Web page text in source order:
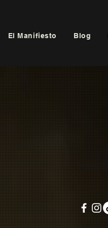
El Manifiesto Blog